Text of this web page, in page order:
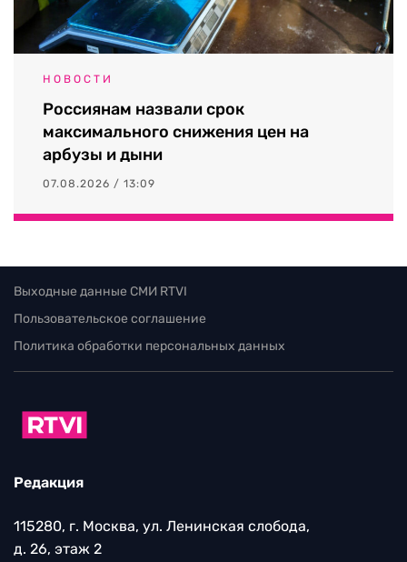
НОВОСТИ
Россиянам назвали срок
максимального снижения цен на
арбузы и дыни
07.08.2026 / 13:09
Выходные данные СМИ RTVI
Пользовательское соглашение
Политика обработки персональных данных
Редакция
115280, г. Москва, ул. Ленинская слобода,
д. 26, этаж 2